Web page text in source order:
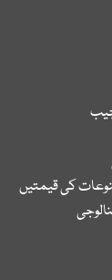
کی قیمتیں